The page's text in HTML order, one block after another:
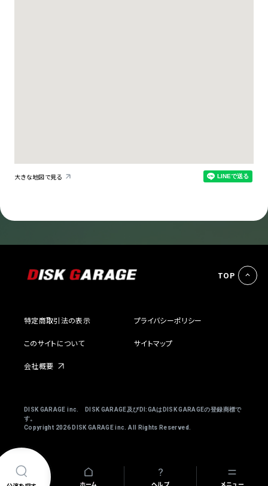
ホーム ヘルプ メニュー
大きな地図で見る
TOP
特定商取引法の表示 プライバシーポリシー
このサイトについて サイトマップ
会社概要
DISK GARAGE inc. DISK GARAGE及びDI:GAはDISK GARAGEの登録商標で
す。
Copyright 2026 DISK GARAGE inc. All Rights Reserved.